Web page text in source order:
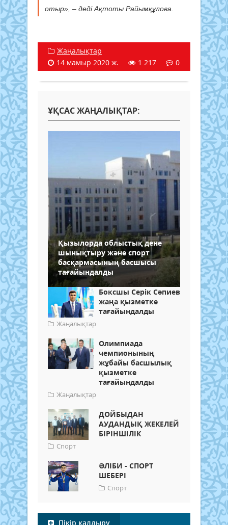
отыр», – деді Ақтоты Райымқұлова.
Жаңалықтар
14 мамыр 2020 ж.
1 217 0
ҰҚСАС ЖАҢАЛЫҚТАР:
Қызылорда облыстық дене
шынықтыру және спорт
басқармасының басшысы
тағайындалды
Боксшы Серік Сәпиев
жаңа қызметке
тағайындалды
Жаңалықтар
Олимпиада
чемпионының
жұбайы басшылық
қызметке
тағайындалды
Жаңалықтар
ДОЙБЫДАН
АУДАНДЫҚ ЖЕКЕЛЕЙ
БІРІНШІЛІК
Спорт
ӘЛІБИ - СПОРТ
ШЕБЕРІ
Спорт
Пікір қалдыру